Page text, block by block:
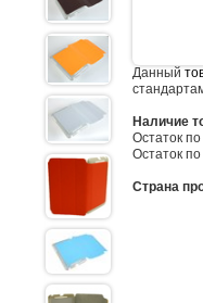
Данный
Наличие
Остаток по
Остаток по
Страна